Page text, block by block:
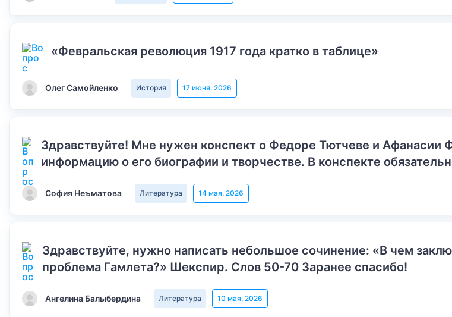
«Февральская революция 1917 года кратко в таблице»
Олег Самойленко История 17 июня, 2026
Здравствуйте! Мне нужен конспект о Федоре Тютчеве и Афанасии
информацию о его биографии и творчестве. В конспекте
София Неъматова Литература 14 мая, 2026
Здравствуйте, нужно написать небольшое сочинение: «В чем
проблема Гамлета?» Шекспир. Слов 50-70 Заранее спасибо!
Ангелина Балыбердина Литература 10 мая, 2026